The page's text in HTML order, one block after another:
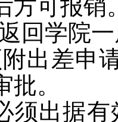
方可报销
回学院
出差申
。
须出据有